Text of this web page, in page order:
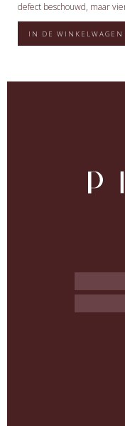
defect beschouwd, maar
IN DE WINKELWAGEN